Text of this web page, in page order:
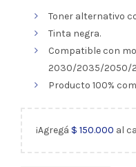
Toner alternativo
Tinta negra.
Compatible con
2030/2035/2050/
Producto 100%
¡Agregá $ 150.000 al